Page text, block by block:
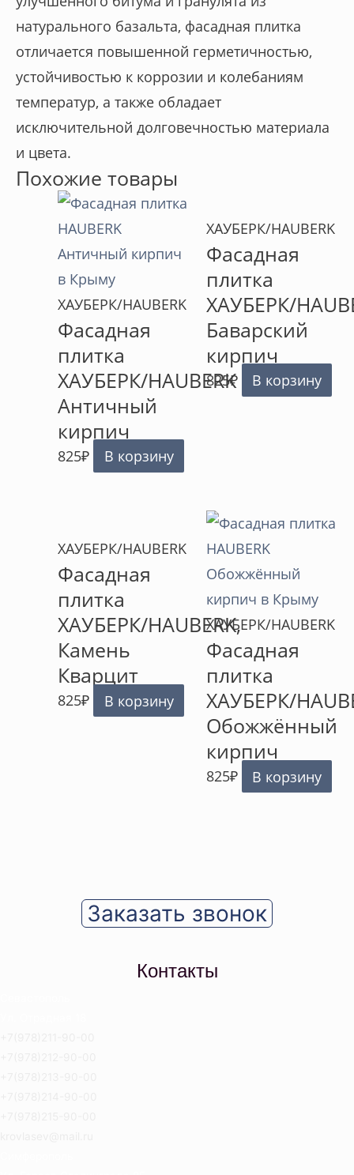
натурального базальта, фасадная плитка
отличается повышенной герметичностью,
устойчивостью к коррозии и колебаниям
температур, а также обладает
исключительной долговечностью материала
и цвета.
Похожие товары
ХАУБЕРК/HAUBERK
Фасадная
плитка
ХАУБЕРК/HAUBERK
Античный
кирпич
825₽ В корзину
ХАУБЕРК/HAUBERK
Фасадная
плитка
ХАУБЕРК/
Баварский
кирпич
825₽ В корзину
ХАУБЕРК/HAUBERK
Фасадная
плитка
ХАУБЕРК/HAUBERK,
Камень
Кварцит
825₽ В корзину
ХАУБЕРК/HAUBERK
Фасадная
плитка
ХАУБЕРК/
Обожжённый
кирпич
825₽ В корзину
Заказать звонок
Контакты